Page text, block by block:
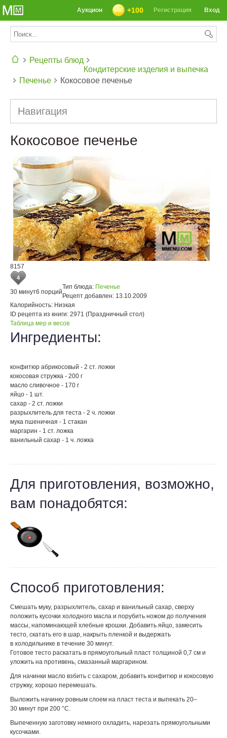
СЕГОДНЯ: 39142 РЕЦЕПТА
Вход
Регистрация
+100
Аукцион
Рецепты блюд
Кондитерские изделия и выпечка
Печенье
Кокосовое печенье
Навигация
Кокосовое печенье
8157
4
30 минут6 порций
Тип блюда: Печенье
Рецепт добавлен: 13.10.2009
Калорийность: Низкая
ID рецепта из книги: 2971 (Праздничный стол)
Таблица мер и весов
Ингредиенты:
конфитюр абрикосовый - 2 ст. ложки
кокосовая стружка - 200 г
масло сливочное - 170 г
яйцо - 1 шт.
сахар - 2 ст. ложки
разрыхлитель для теста - 2 ч. ложки
мука пшеничная - 1 стакан
маргарин - 1 ст. ложка
ванильный сахар - 1 ч. ложка
Для приготовления, возможно,
вам понадобятся:
Способ приготовления:
Смешать муку, разрыхлитель, сахар и ванильный сахар, сверху
положить кусочки холодного масла и порубить ножом до получения
массы, напоминающей хлебные крошки. Добавить яйцо, замесить
тесто, скатать его в шар, накрыть пленкой и выдержать
в холодильнике в течение 30 минут.
Готовое тесто раскатать в прямоугольный пласт толщиной 0,7 см и
уложить на противень, смазанный маргарином.
Для начинки масло взбить с сахаром, добавить конфитюр и кокосовую
стружку, хорошо перемешать.
Выложить начинку ровным слоем на пласт теста и выпекать 20–
30 минут при 200 °С.
Выпеченную заготовку немного охладить, нарезать прямоугольными
кусочками.